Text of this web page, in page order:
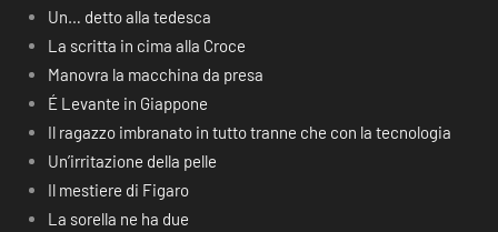
Un… detto alla tedesca
La scritta in cima alla Croce
Manovra la macchina da presa
É Levante in Giappone
Il ragazzo imbranato in tutto tranne che con la tecnologia
Un’irritazione della pelle
Il mestiere di Figaro
La sorella ne ha due